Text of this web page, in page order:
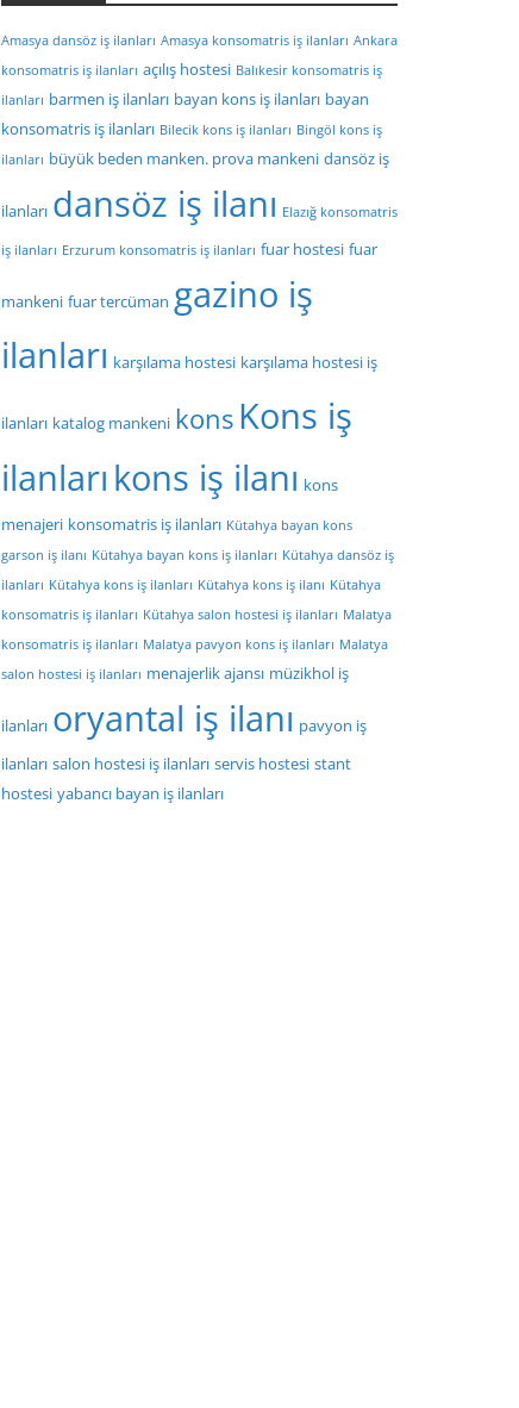
Amasya dansöz iş ilanları Amasya konsomatris iş ilanları Ankara
konsomatris iş ilanları açılış hostesi Balıkesir konsomatris iş
ilanları barmen iş ilanları bayan kons iş ilanları bayan
konsomatris iş ilanları Bilecik kons iş ilanları Bingöl kons iş
ilanları büyük beden manken. prova mankeni dansöz iş
ilanları dansöz iş ilanı Elazığ konsomatris
iş ilanları Erzurum konsomatris iş ilanları fuar hostesi fuar
mankeni fuar tercüman gazino iş
ilanları karşılama hostesi karşılama hostesi iş
ilanları katalog mankeni kons Kons iş
ilanları kons iş ilanı kons
menajeri konsomatris iş ilanları Kütahya bayan kons
garson iş ilanı Kütahya bayan kons iş ilanları Kütahya dansöz iş
ilanları Kütahya kons iş ilanları Kütahya kons iş ilanı Kütahya
konsomatris iş ilanları Kütahya salon hostesi iş ilanları Malatya
konsomatris iş ilanları Malatya pavyon kons iş ilanları Malatya
salon hostesi iş ilanları menajerlik ajansı müzikhol iş
ilanları oryantal iş ilanı pavyon iş
ilanları salon hostesi iş ilanları servis hostesi stant
hostesi yabancı bayan iş ilanları